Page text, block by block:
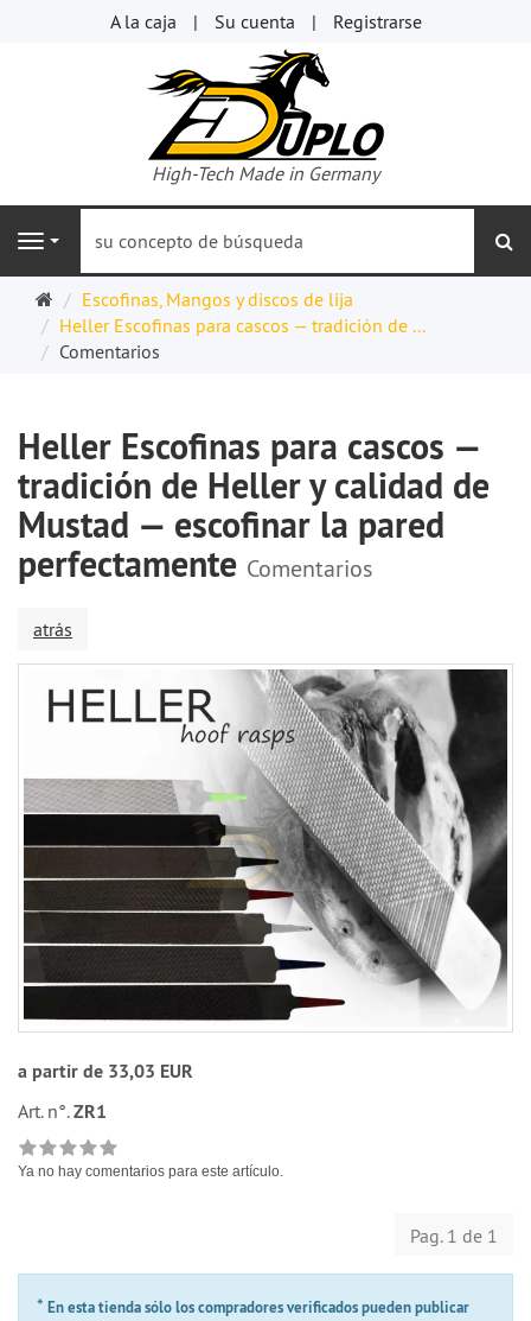
A la caja Su cuenta Registrarse
High-Tech Made in Germany
Navigation
Página
de
inicio
Escofinas, Mangos y discos de lija
Heller Escofinas para cascos — tradición de ...
Comentarios
Heller Escofinas para cascos —
tradición de Heller y calidad de
Mustad — escofinar la pared
perfectamente Comentarios
atrás
a partir de 33,03 EUR
Art. n°.ZR1
Ya no hay comentarios para este artículo.
Pag. 1 de 1
* En esta tienda sólo los compradores verificados pueden publicar